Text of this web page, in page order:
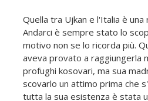
Quella tra Ujkan e l'Italia è una
Andarci è sempre stato lo
motivo non se lo ricorda più.
aveva provato a raggiungerla
profughi kosovari, ma sua
scovarlo un attimo prima che
tutta la sua esistenza è stata